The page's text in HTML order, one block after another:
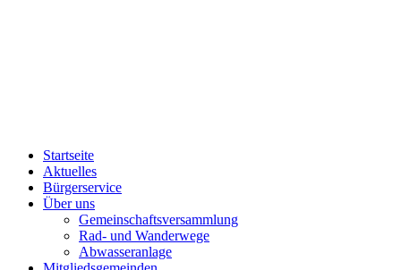
Startseite
Aktuelles
Bürgerservice
Über uns
Gemeinschaftsversammlung
Rad- und Wanderwege
Abwasseranlage